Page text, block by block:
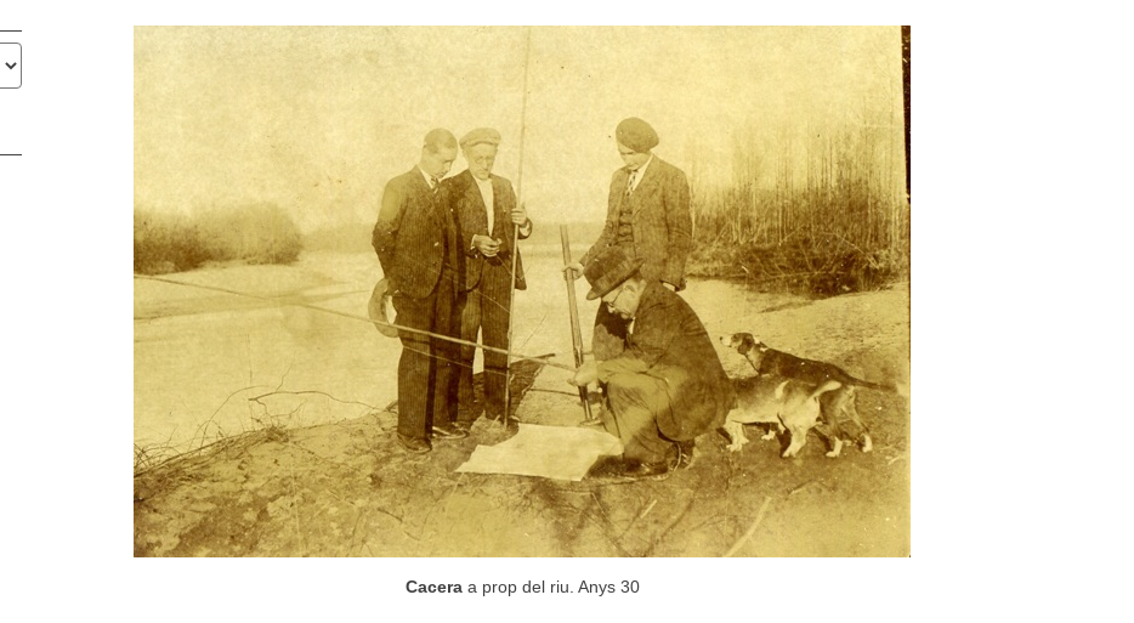
Caceraa prop del riu. Anys 30